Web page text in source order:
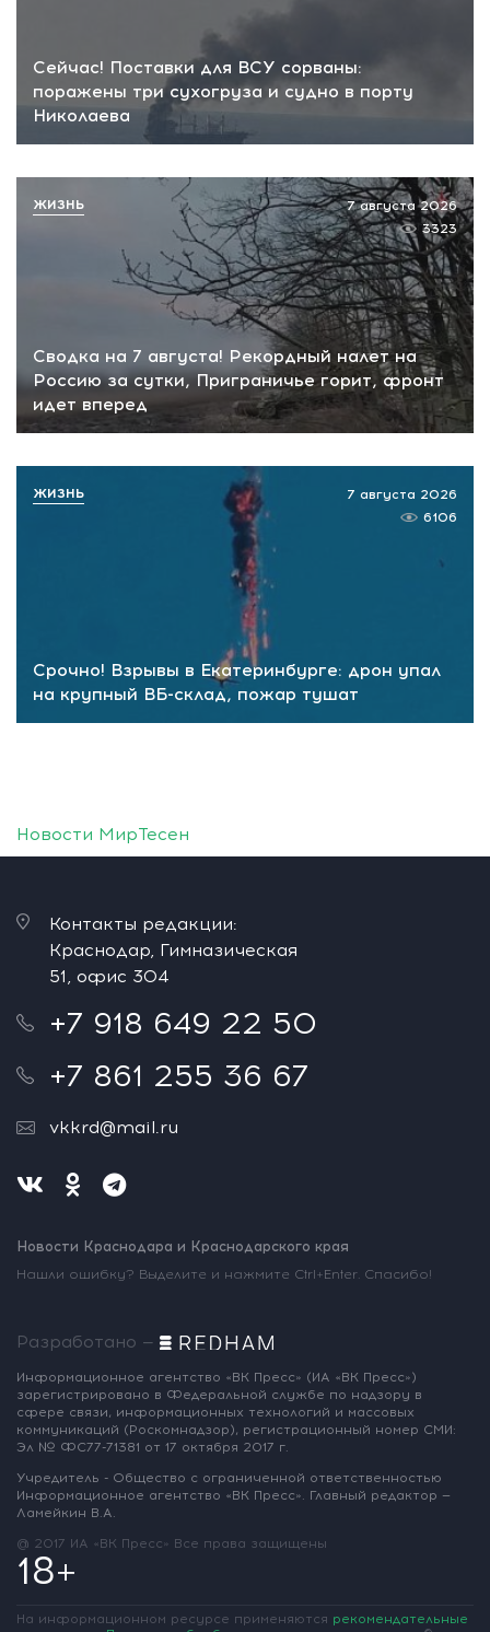
Сейчас! Поставки для ВСУ сорваны:
поражены три сухогруза и судно в порту
Николаева
Сводка на 7 августа! Рекордный налет на
Россию за сутки, Приграничье горит, фронт
идет вперед
7 августа 2026
3323
ЖИЗНЬ
Срочно! Взрывы в Екатеринбурге: дрон упал
на крупный ВБ-склад, пожар тушат
7 августа 2026
6106
ЖИЗНЬ
Новости МирТесен
Контакты редакции:
Краснодар, Гимназическая
51, офис 304
+7 918 649 22 50
+7 861 255 36 67
vkkrd@mail.ru
Новости Краснодара и Краснодарского края
Нашли ошибку? Выделите и нажмите Ctrl+Enter. Спасибо!
Разработано —
Информационное агентство «ВК Пресс» (ИА «ВК Пресс»)
зарегистрировано в Федеральной службе по надзору в
сфере связи, информационных технологий и массовых
коммуникаций (Роскомнадзор), регистрационный номер СМИ:
Эл № ФС77-71381 от 17 октября 2017 г.
Учредитель - Общество с ограниченной ответственностью
Информационное агентство «ВК Пресс».
Главный редактор —
Ламейкин В.А.
@ 2017 ИА «ВК Пресс» Все права защищены
18+
На информационном ресурсе применяются рекомендательные